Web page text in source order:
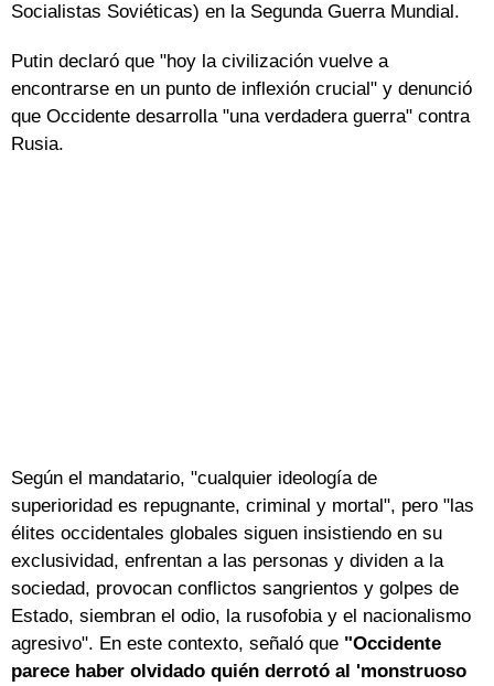
Socialistas Soviéticas) en la Segunda Guerra Mundial.
Putin declaró que "hoy la civilización vuelve a
encontrarse en un punto de inflexión crucial" y denunció
que Occidente desarrolla "una verdadera guerra" contra
Rusia.
Según el mandatario, "cualquier ideología de
superioridad es repugnante, criminal y mortal", pero "las
élites occidentales globales siguen insistiendo en su
exclusividad, enfrentan a las personas y dividen a la
sociedad, provocan conflictos sangrientos y golpes de
Estado, siembran el odio, la rusofobia y el nacionalismo
agresivo". En este contexto, señaló que "Occidente
parece haber olvidado quién derrotó al 'monstruoso